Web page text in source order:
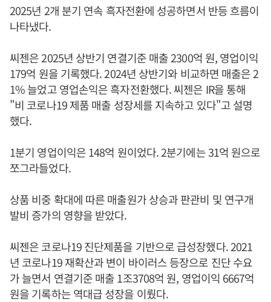
2025년 2개 분기 연속 흑자전환에 성공하면서 반등 흐름이
나타냈다.
씨젠은 2025년 상반기 연결기준 매출 2300억 원, 영업이익
179억 원을 기록했다. 2024년 상반기와 비교하면 매출은 2
1% 늘었고 영업손익은 흑자전환했다. 씨젠은 IR을 통해
"비 코로나19 제품 매출 성장세를 지속하고 있다"고 설명
했다.
1분기 영업이익은 148억 원이었다. 2분기에는 31억 원으로
쪼그라들었다.
상품 비중 확대에 따른 매출원가 상승과 판관비 및 연구개
발비 증가의 영향을 받았다.
씨젠은 코로나19 진단제품을 기반으로 급성장했다. 2021
년 코로나19 재확산과 변이 바이러스 등장으로 진단 수요
가 늘면서 연결기준 매출 1조3708억 원, 영업이익 6667억
원을 기록하는 역대급 성장을 이뤘다.